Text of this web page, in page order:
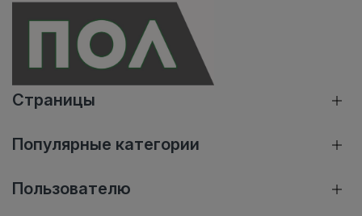
Страницы
Популярные категории
Пользователю